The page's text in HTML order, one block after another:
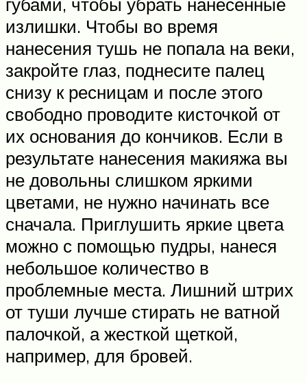
излишки. Чтобы во время
нанесения тушь не попала на веки,
закройте глаз, поднесите палец
снизу к ресницам и после этого
свободно проводите кисточкой от
их основания до кончиков. Если в
результате нанесения макияжа вы
не довольны слишком яркими
цветами, не нужно начинать все
сначала. Приглушить яркие цвета
можно с помощью пудры, нанеся
небольшое количество в
проблемные места. Лишний штрих
от туши лучше стирать не ватной
палочкой, а жесткой щеткой,
например, для бровей.